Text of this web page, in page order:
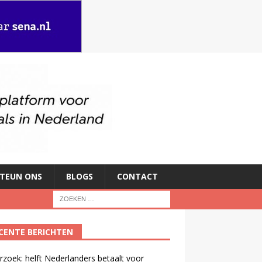
ONS BLOGS CONTACT
BERICHTEN
helft Nederlanders betaalt voor